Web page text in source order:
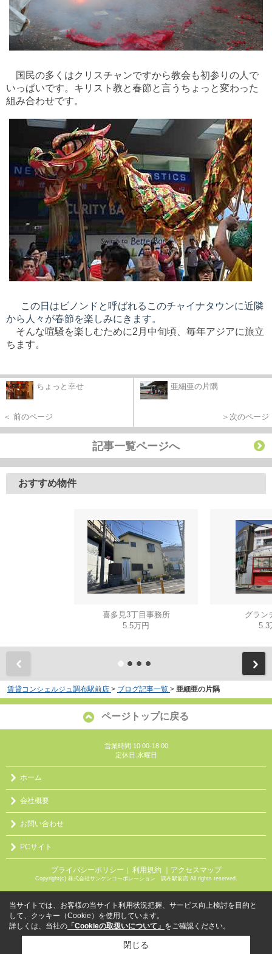
国民の多くはクリスチャンですから教会も初参りの人で
いっぱいです。 キリスト教と春節と言うちょっと変わった
組み合わせです。
この日はビノンドと呼ばれるこのチャイナタウンに近隣
から人々が春節を楽しみにきます。
そんな喧騒を楽しむために2月中旬頃、 毎年アジアに旅立
ちます。
ちょっと幸せ
＜ 前のページ
亜細亜の片隅
＞次のページ
記事一覧ページへ
おすすめ物件
喜多見3丁目事務所
5.5万円
グラン
5.3
賃貸コンシェルジュ調布駅前店 > ブログ記事一覧 > 亜細亜の片隅
ページトップに戻る
営業時間:10:00-18:00
定休日:水曜日
ホーム
会社概要
お問い合わせ
PCサイト
プライバシーポリシー ｜ 利用規約 ｜アクセスマップ
Copyright(c) 株式会社サンケンコーポレーション 調布駅前店 All rights reserved.
当サイトでは、お客様の当サイト利用状況把握、サービス向上検討を目的と
して、クッキー（Cookie）を使用しています。
詳しくは、当社の 「Cookieの取扱いについて」 をご確認ください。
閉じる